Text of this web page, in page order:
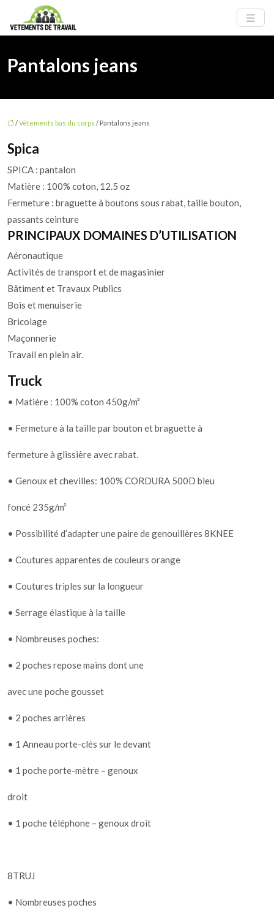
Pantalons jeans
/Vêtements bas du corps / Pantalons jeans
Spica
SPICA : pantalon
Matière : 100% coton, 12.5 oz
Fermeture : braguette à boutons sous rabat, taille bouton,
passants ceinture
PRINCIPAUX DOMAINES D’UTILISATION
Aéronautique
Activités de transport et de magasinier
Bâtiment et Travaux Publics
Bois et menuiserie
Bricolage
Maçonnerie
Travail en plein air.
Truck
• Matière : 100% coton 450g/m²
• Fermeture à la taille par bouton et braguette à
fermeture à glissière avec rabat.
• Genoux et chevilles: 100% CORDURA 500D bleu
foncé 235g/m²
• Possibilité d’adapter une paire de genouillères 8KNEE
• Coutures apparentes de couleurs orange
• Coutures triples sur la longueur
• Serrage élastique à la taille
• Nombreuses poches:
• 2 poches repose mains dont une
avec une poche gousset
• 2 poches arrières
• 1 Anneau porte-clés sur le devant
• 1 poche porte-mètre – genoux
droit
• 1 poche téléphone – genoux droit
8TRUJ
• Nombreuses poches